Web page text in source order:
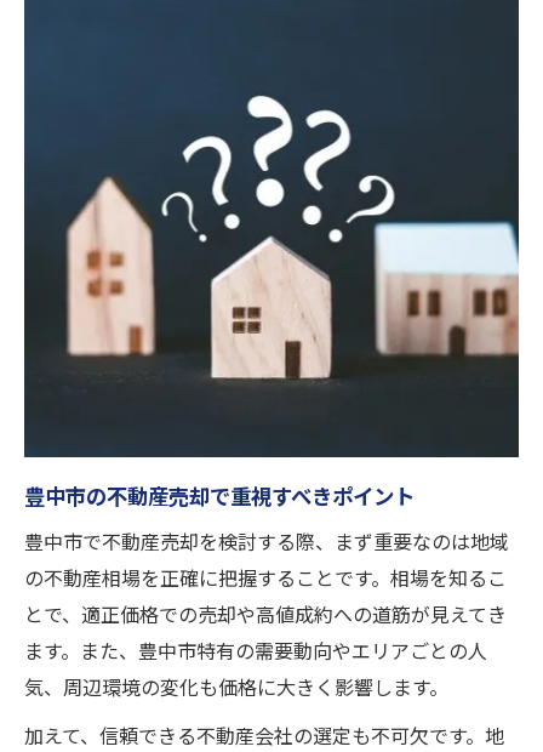
売却査定で重要なポイントと注意点
スムーズな不動産売却に必要な準備とは
不動産売却前に確認すべき書類と手続き
豊中市で不動産買取をスムーズに進める準
備
スムーズな不動産売却のための査定依頼方
法
地域特性を活かした不動産買取戦略
豊中市の不動産売却で市場価値を最大化
不動産買取で注目のエリア傾向とは
豊中市で不動産売却を有利に進める視点
専門知識で実現する納得の不動産買取
豊中市の不動産売却で重視すべきポイント
豊中市で不動産売却を検討する際、まず重要なのは地域
の不動産相場を正確に把握することです。相場を知るこ
とで、適正価格での売却や高値成約への道筋が見えてき
ます。また、豊中市特有の需要動向やエリアごとの人
気、周辺環境の変化も価格に大きく影響します。
加えて、信頼できる不動産会社の選定も不可欠です。地